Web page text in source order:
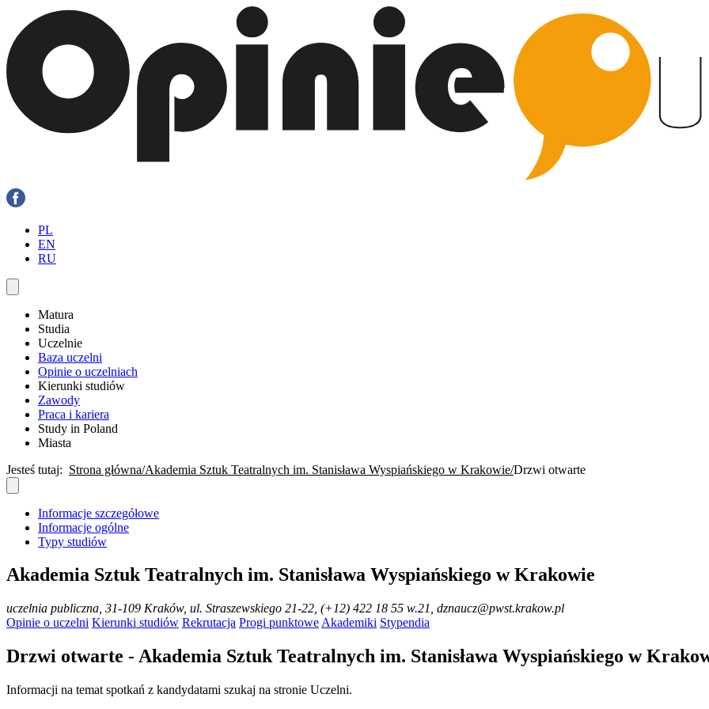
PL
EN
RU
Matura
Studia
Uczelnie
Baza uczelni
Opinie o uczelniach
Kierunki studiów
Zawody
Praca i kariera
Study in Poland
Miasta
Jesteś tutaj: Strona główna Akademia Sztuk Teatralnych im. Stanisława Wyspiańskiego w Krakowie Drzwi otwarte
Informacje szczegółowe
Informacje ogólne
Typy studiów
Akademia Sztuk Teatralnych im. Stanisława Wyspiańskiego w Krakowie
uczelnia publiczna , 31-109 Kraków, ul. Straszewskiego 21-22, (+12) 422 18 55 w.21, dznaucz@pwst.krakow.pl
Opinie o uczelni Kierunki studiów Rekrutacja Progi punktowe Akademiki Stypendia
Drzwi otwarte - Akademia Sztuk Teatralnych im. Stanisława Wyspiańskiego w
Informacji na temat spotkań z kandydatami szukaj na stronie Uczelni.